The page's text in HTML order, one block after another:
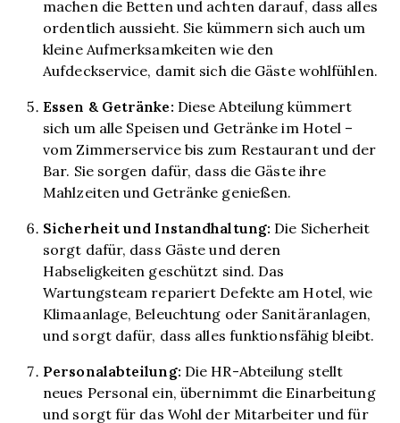
machen die Betten und achten darauf, dass alles
ordentlich aussieht. Sie kümmern sich auch um
kleine Aufmerksamkeiten wie den
Aufdeckservice, damit sich die Gäste wohlfühlen.
Essen & Getränke: Diese Abteilung kümmert
sich um alle Speisen und Getränke im Hotel –
vom Zimmerservice bis zum Restaurant und der
Bar. Sie sorgen dafür, dass die Gäste ihre
Mahlzeiten und Getränke genießen.
Sicherheit und Instandhaltung: Die Sicherheit
sorgt dafür, dass Gäste und deren
Habseligkeiten geschützt sind. Das
Wartungsteam repariert Defekte am Hotel, wie
Klimaanlage, Beleuchtung oder Sanitäranlagen,
und sorgt dafür, dass alles funktionsfähig bleibt.
Personalabteilung: Die HR-Abteilung stellt
neues Personal ein, übernimmt die Einarbeitung
und sorgt für das Wohl der Mitarbeiter und für